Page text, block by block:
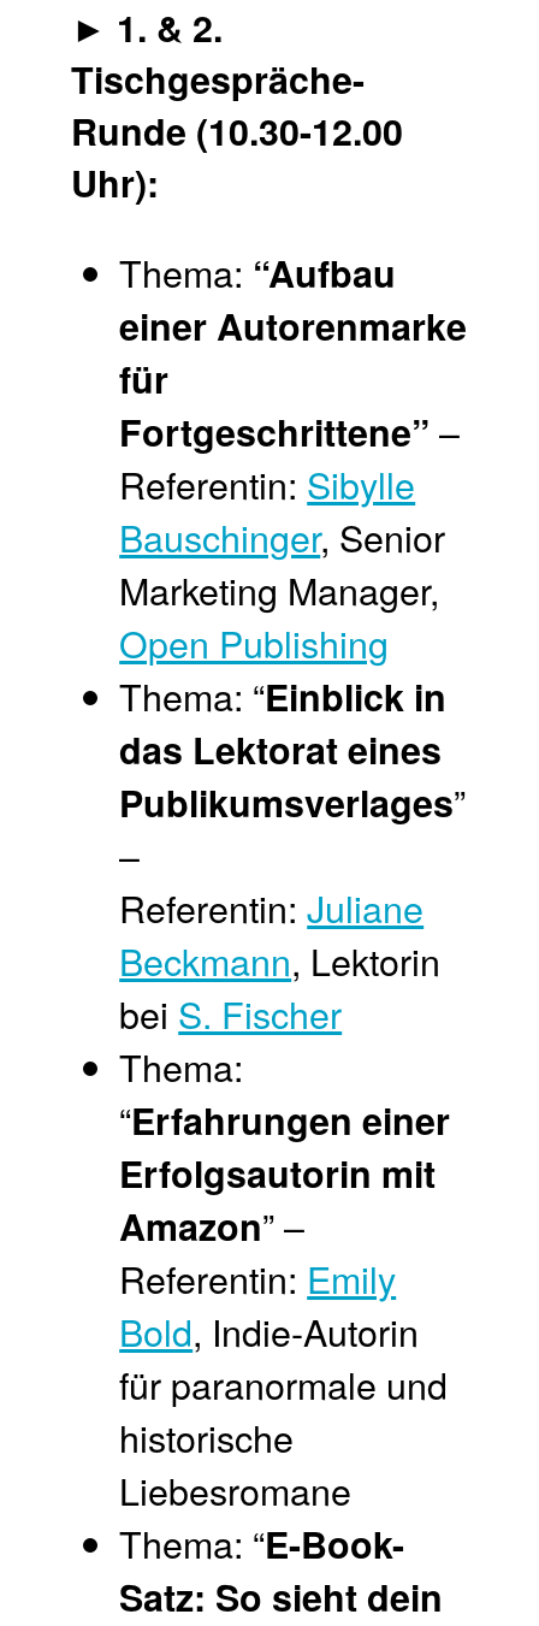
► 1. & 2.
Tischgespräche-
Runde (10.30-12.00
Uhr):
Thema: “Aufbau
einer Autorenmarke
für
Fortgeschrittene” –
Referentin: Sibylle
Bauschinger, Senior
Marketing Manager,
Open Publishing
Thema: “Einblick in
das Lektorat eines
Publikumsverlages”
–
Referentin:Juliane
Beckmann, Lektorin
bei S. Fischer
Thema:
“Erfahrungen einer
Erfolgsautorin mit
Amazon” –
Referentin: Emily
Bold, Indie-Autorin
für paranormale und
historische
Liebesromane
Thema: “E-Book-
Satz: So sieht dein